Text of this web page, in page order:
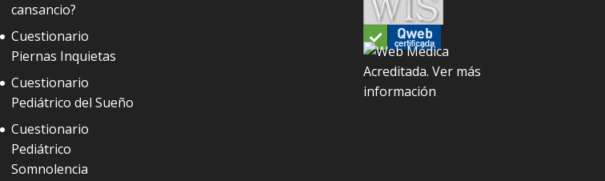
cansancio?
Cuestionario
Piernas Inquietas
Cuestionario
Pediátrico del Sueño
Cuestionario
Pediátrico
Somnolencia